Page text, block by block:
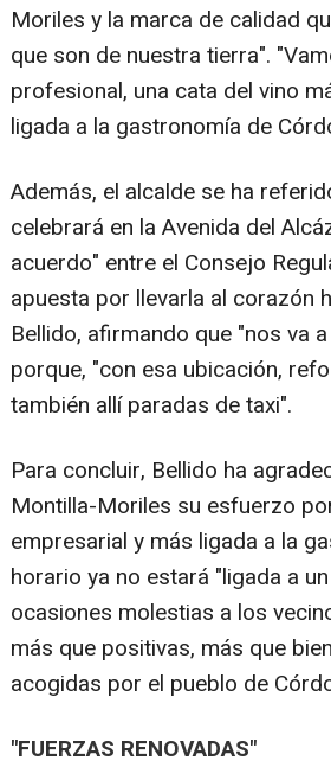
Moriles y la marca de calidad
que son de nuestra tierra".
profesional, una cata del vino
ligada a la gastronomía de
Además, el alcalde se ha
celebrará en la Avenida del
acuerdo" entre el Consejo
apuesta por llevarla al corazón
Bellido, afirmando que "nos va
porque, "con esa ubicación,
también allí paradas de taxi".
Para concluir, Bellido ha
Montilla-Moriles su esfuerzo
empresarial y más ligada a la
horario ya no estará "ligada a
ocasiones molestias a los
más que positivas, más que
acogidas por el pueblo de
"FUERZAS RENOVADAS"